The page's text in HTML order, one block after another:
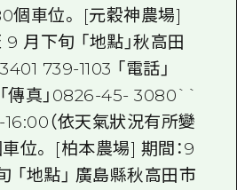
個車位。 [元穀神農場]
月下旬 「地點」秋高田
739-1103 「電話」
傳真」0826-45- 3080``
（依天氣狀況有所變
車位。 [柏本農場] 期間：9
「地點」 廣島縣秋高田市